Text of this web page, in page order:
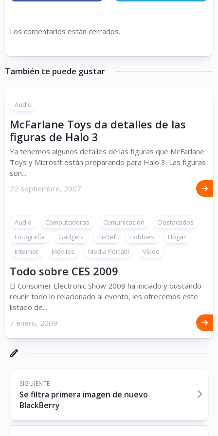
Los comentarios están cerrados.
También te puede gustar
Audio
McFarlane Toys da detalles de las
figuras de Halo 3
Ya tenemos algunos detalles de las figuras que McFarlane
Toys y Microsft están preparando para Halo 3. Las figuras
son...
22 septiembre, 2007
Audio Computadoras Comunicación
Destacados
Fotografía
Gadgets Hi-Def Hobbies
Hogar
Internet
Móviles Media Portátil Vídeo
Todo sobre CES 2009
El Consumer Electronic Show 2009 ha iniciado y buscando
reunir todo lo relacionado al evento, les ofrecemos este
listado de...
7 enero, 2009
SIGUIENTE
Se filtra primera imagen de nuevo
BlackBerry